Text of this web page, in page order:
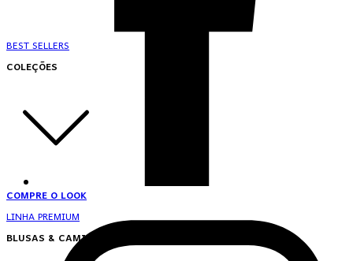
BEST SELLERS
COLEÇÕES
COMPRE O LOOK
LINHA PREMIUM
BLUSAS & CAMISAS